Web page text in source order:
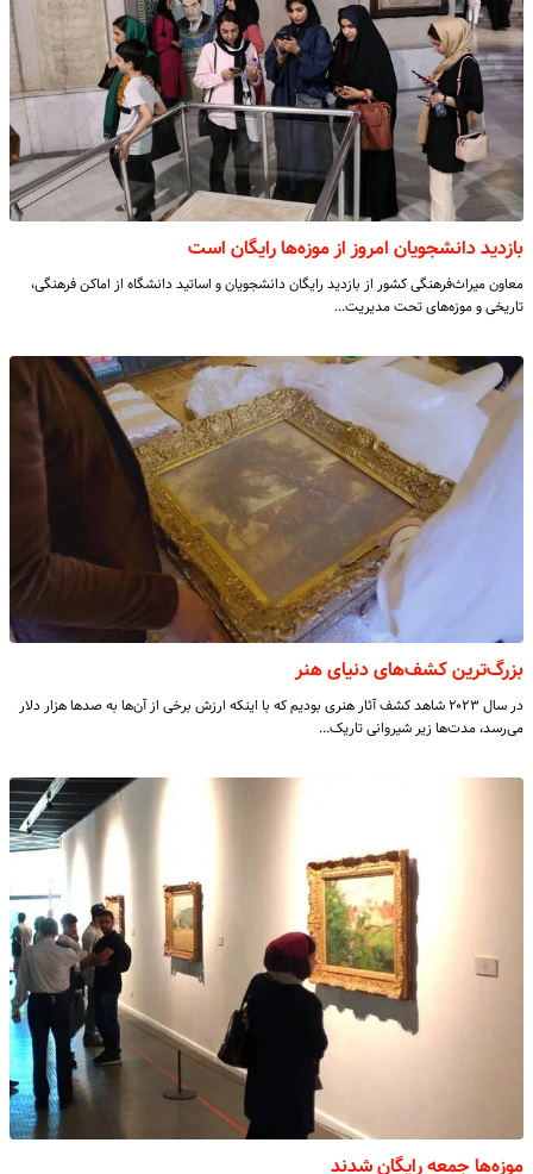
بازدید دانشجویان امروز از موزه‌ها رایگان است
معاون میراث‌فرهنگی کشور از بازدید رایگان دانشجویان و اساتید دانشگاه از اماکن فرهنگی‌،
تاریخی و موزه‌های تحت مدیریت…
بزرگ‌ترین کشف‌های دنیای هنر
در سال ۲۰۲۳ شاهد کشف آثار هنری بودیم که با اینکه ارزش برخی از آن‌ها به صدها هزار دلار
می‌رسد، مدت‌ها زیر شیروانی تاریک…
موزه‌ها جمعه رایگان شدند